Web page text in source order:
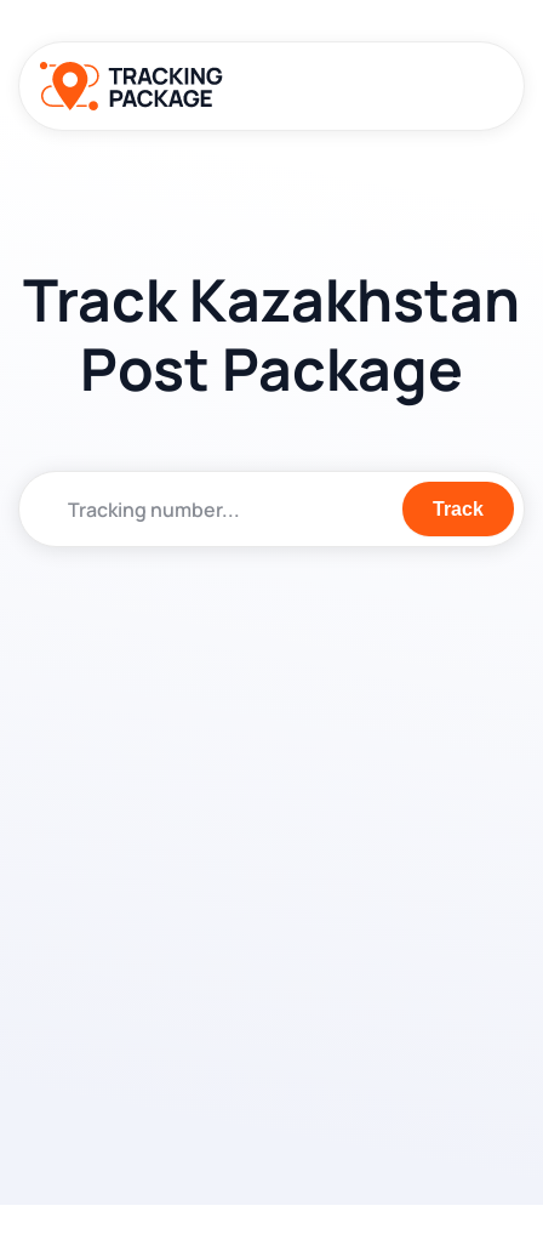
Track Kazakhstan
Post Package
Track